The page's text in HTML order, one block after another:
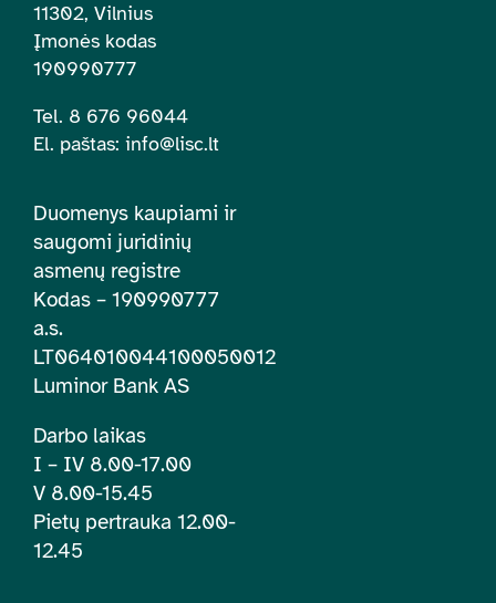
11302, Vilnius
Įmonės kodas
190990777
Tel. 8 676 96044
El. paštas: info@lisc.lt
Duomenys kaupiami ir
saugomi juridinių
asmenų registre
Kodas – 190990777
a.s.
LT064010044100050012
Luminor Bank AS
Darbo laikas
I – IV 8.00-17.00
V 8.00-15.45
Pietų pertrauka 12.00-
12.45